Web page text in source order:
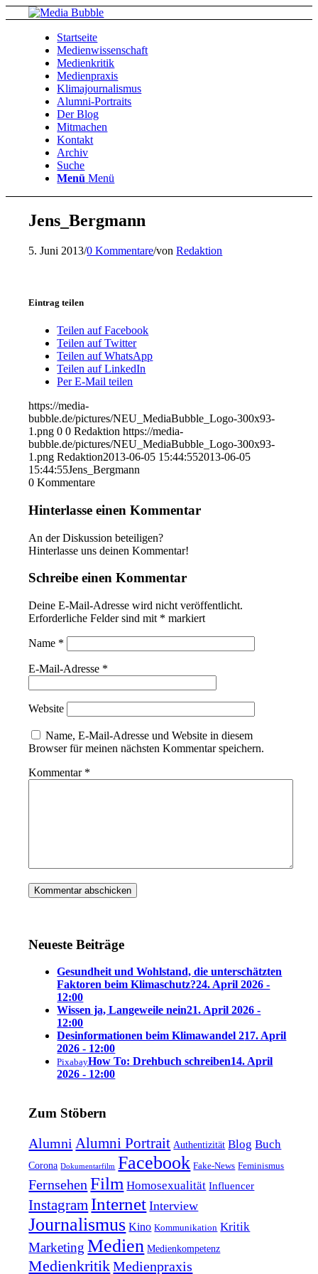
Startseite
Medienwissenschaft
Medienkritik
Medienpraxis
Klimajournalismus
Alumni-Portraits
Der Blog
Mitmachen
Kontakt
Archiv
Suche
Menü Menü
Jens_Bergmann
5. Juni 2013/0 Kommentare/vonRedaktion
Eintrag teilen
Teilen auf Facebook
Teilen auf Twitter
Teilen auf WhatsApp
Teilen auf LinkedIn
Per E-Mail teilen
https://media-
bubble.de/pictures/NEU_MediaBubble_Logo-300x93-
1.png 0 0 Redaktion https://media-
bubble.de/pictures/NEU_MediaBubble_Logo-300x93-
1.png Redaktion2013-06-05 15:44:552013-06-05
15:44:55Jens_Bergmann
0 Kommentare
Hinterlasse einen Kommentar
An der Diskussion beteiligen?
Hinterlasse uns deinen Kommentar!
Schreibe einen Kommentar
Deine E-Mail-Adresse wird nicht veröffentlicht.
Erforderliche Felder sind mit * markiert
Name *
E-Mail-Adresse *
Website
Name, E-Mail-Adresse und Website in diesem
Browser für meinen nächsten Kommentar speichern.
Kommentar *
Neueste Beiträge
Gesundheit und Wohlstand, die unterschätzten
Faktoren beim Klimaschutz?24. April 2026 -
12:00
Wissen ja, Langeweile nein21. April 2026 -
12:00
Desinformationen beim Klimawandel 217. April
2026 - 12:00
PixabayHow To: Drehbuch schreiben14. April
2026 - 12:00
Zum Stöbern
Alumni Alumni Portrait Authentizität Blog Buch
Corona Dokumentarfilm Facebook Fake-News Feminismus
Fernsehen Film Homosexualität Influencer
Instagram Internet Interview
Journalismus Kino Kommunikation Kritik
Marketing Medien Medienkompetenz
Medienkritik Medienpraxis